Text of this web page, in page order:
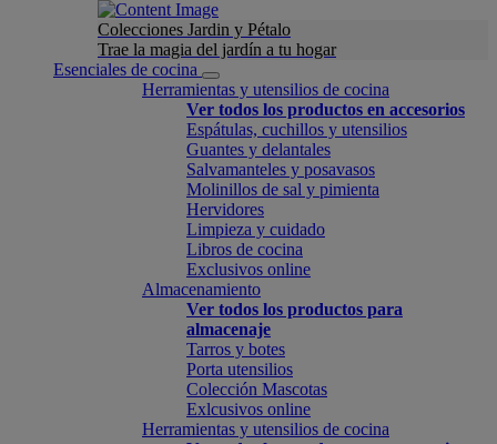
Colecciones Jardin y Pétalo
Trae la magia del jardín a tu hogar
Esenciales de cocina
Herramientas y utensilios de cocina
Ver todos los productos en accesorios
Espátulas, cuchillos y utensilios
Guantes y delantales
Salvamanteles y posavasos
Molinillos de sal y pimienta
Hervidores
Limpieza y cuidado
Libros de cocina
Exclusivos online
Almacenamiento
Ver todos los productos para
almacenaje
Tarros y botes
Porta utensilios
Colección Mascotas
Exlcusivos online
Herramientas y utensilios de cocina